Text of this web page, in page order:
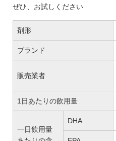
ぜひ、お試しください
剤形
ブランド
販売業者
1日あたりの飲用量
一日飲用量
DHA